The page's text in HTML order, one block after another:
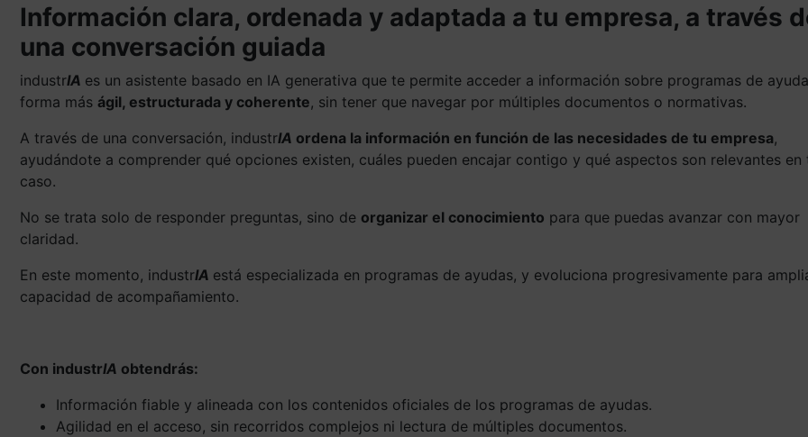
Información clara, ordenada y adaptada a tu empresa, a través
una conversación guiada
industrIA es un asistente basado en IA generativa que te permite acceder a información sobre programas de
forma más ágil, estructurada y coherente, sin tener que navegar por múltiples documentos o normativas.
A través de una conversación, industrIA ordena la información en función de las necesidades de tu empresa,
ayudándote a comprender qué opciones existen, cuáles pueden encajar contigo y qué aspectos son relevantes en
caso.
No se trata solo de responder preguntas, sino de organizar el conocimiento para que puedas avanzar con mayor
claridad.
En este momento, industrIA está especializada en programas de ayudas, y evoluciona progresivamente para
capacidad de acompañamiento.
Con industrIA obtendrás:
Información fiable y alineada con los contenidos oficiales de los programas de ayudas.
Agilidad en el acceso, sin recorridos complejos ni lectura de múltiples documentos.